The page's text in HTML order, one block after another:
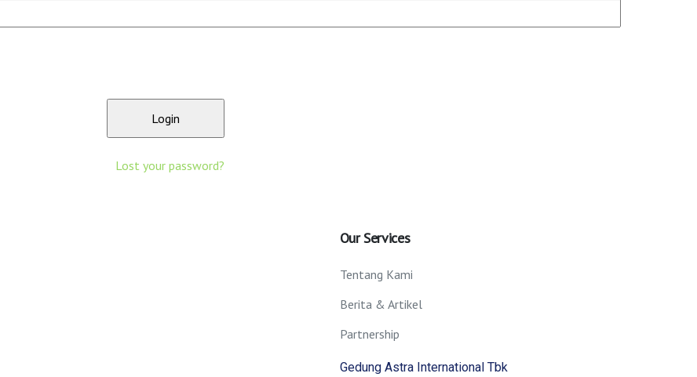
Lost your password?
Our Services
Tentang Kami
Berita & Artikel
Partnership
Gedung Astra International Tbk